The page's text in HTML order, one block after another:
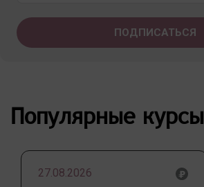
Популярные курсы
27.08.2026